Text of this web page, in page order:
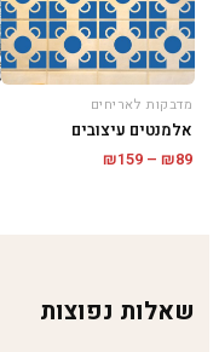
מדבקות לאריחים
אלמנטים עיצובים
₪89
–
₪159
שאלות נפוצות